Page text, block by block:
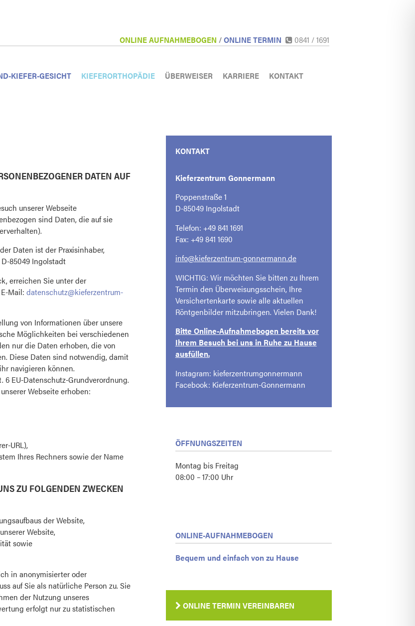
ONLINE AUFNAHMEBOGEN /ONLINE TERMIN 0841 / 1691
KIEFER-GESICHT KIEFERORTHOPÄDIE ÜBERWEISER KARRIERE KONTAKT
DATEN AUF
unserer Webseite
sind Daten, die auf sie
Daten ist der Praxisinhaber,
85049 Ingolstadt
erreichen Sie unter der
Mail: datenschutz@kieferzentrum-
von Informationen über unsere
Möglichkeiten bei verschiedenen
nur die Daten erhoben, die von
Diese Daten sind notwendig, damit
navigieren können.
EU-Datenschutz-Grundverordnung.
Webseite erhoben:
URL),
Ihres Rechners sowie der Name
ZU FOLGENDEN ZWECKEN
der Website,
Website,
sowie
in anonymisierter oder
auf Sie als natürliche Person zu. Sie
der Nutzung unseres
erfolgt nur zu statistischen
KONTAKT
Kieferzentrum Gonnermann
Poppenstraße 1
D-85049 Ingolstadt
Telefon: +49 841 1691
Fax: +49 841 1690
info@kieferzentrum-gonnermann.de
WICHTIG: Wir möchten Sie bitten zu Ihrem
Termin den Überweisungsschein, Ihre
Versichertenkarte sowie alle aktuellen
Röntgenbilder mitzubringen. Vielen Dank!
Bitte Online-Aufnahmebogen bereits vor
Ihrem Besuch bei uns in Ruhe zu Hause
ausfüllen.
Instagram: kieferzentrumgonnermann
Facebook: Kieferzentrum-Gonnermann
ÖFFNUNGSZEITEN
Montag bis Freitag
08:00 – 17:00 Uhr
ONLINE-AUFNAHMEBOGEN
Bequem und einfach von zu Hause
ONLINE TERMIN VEREINBAREN